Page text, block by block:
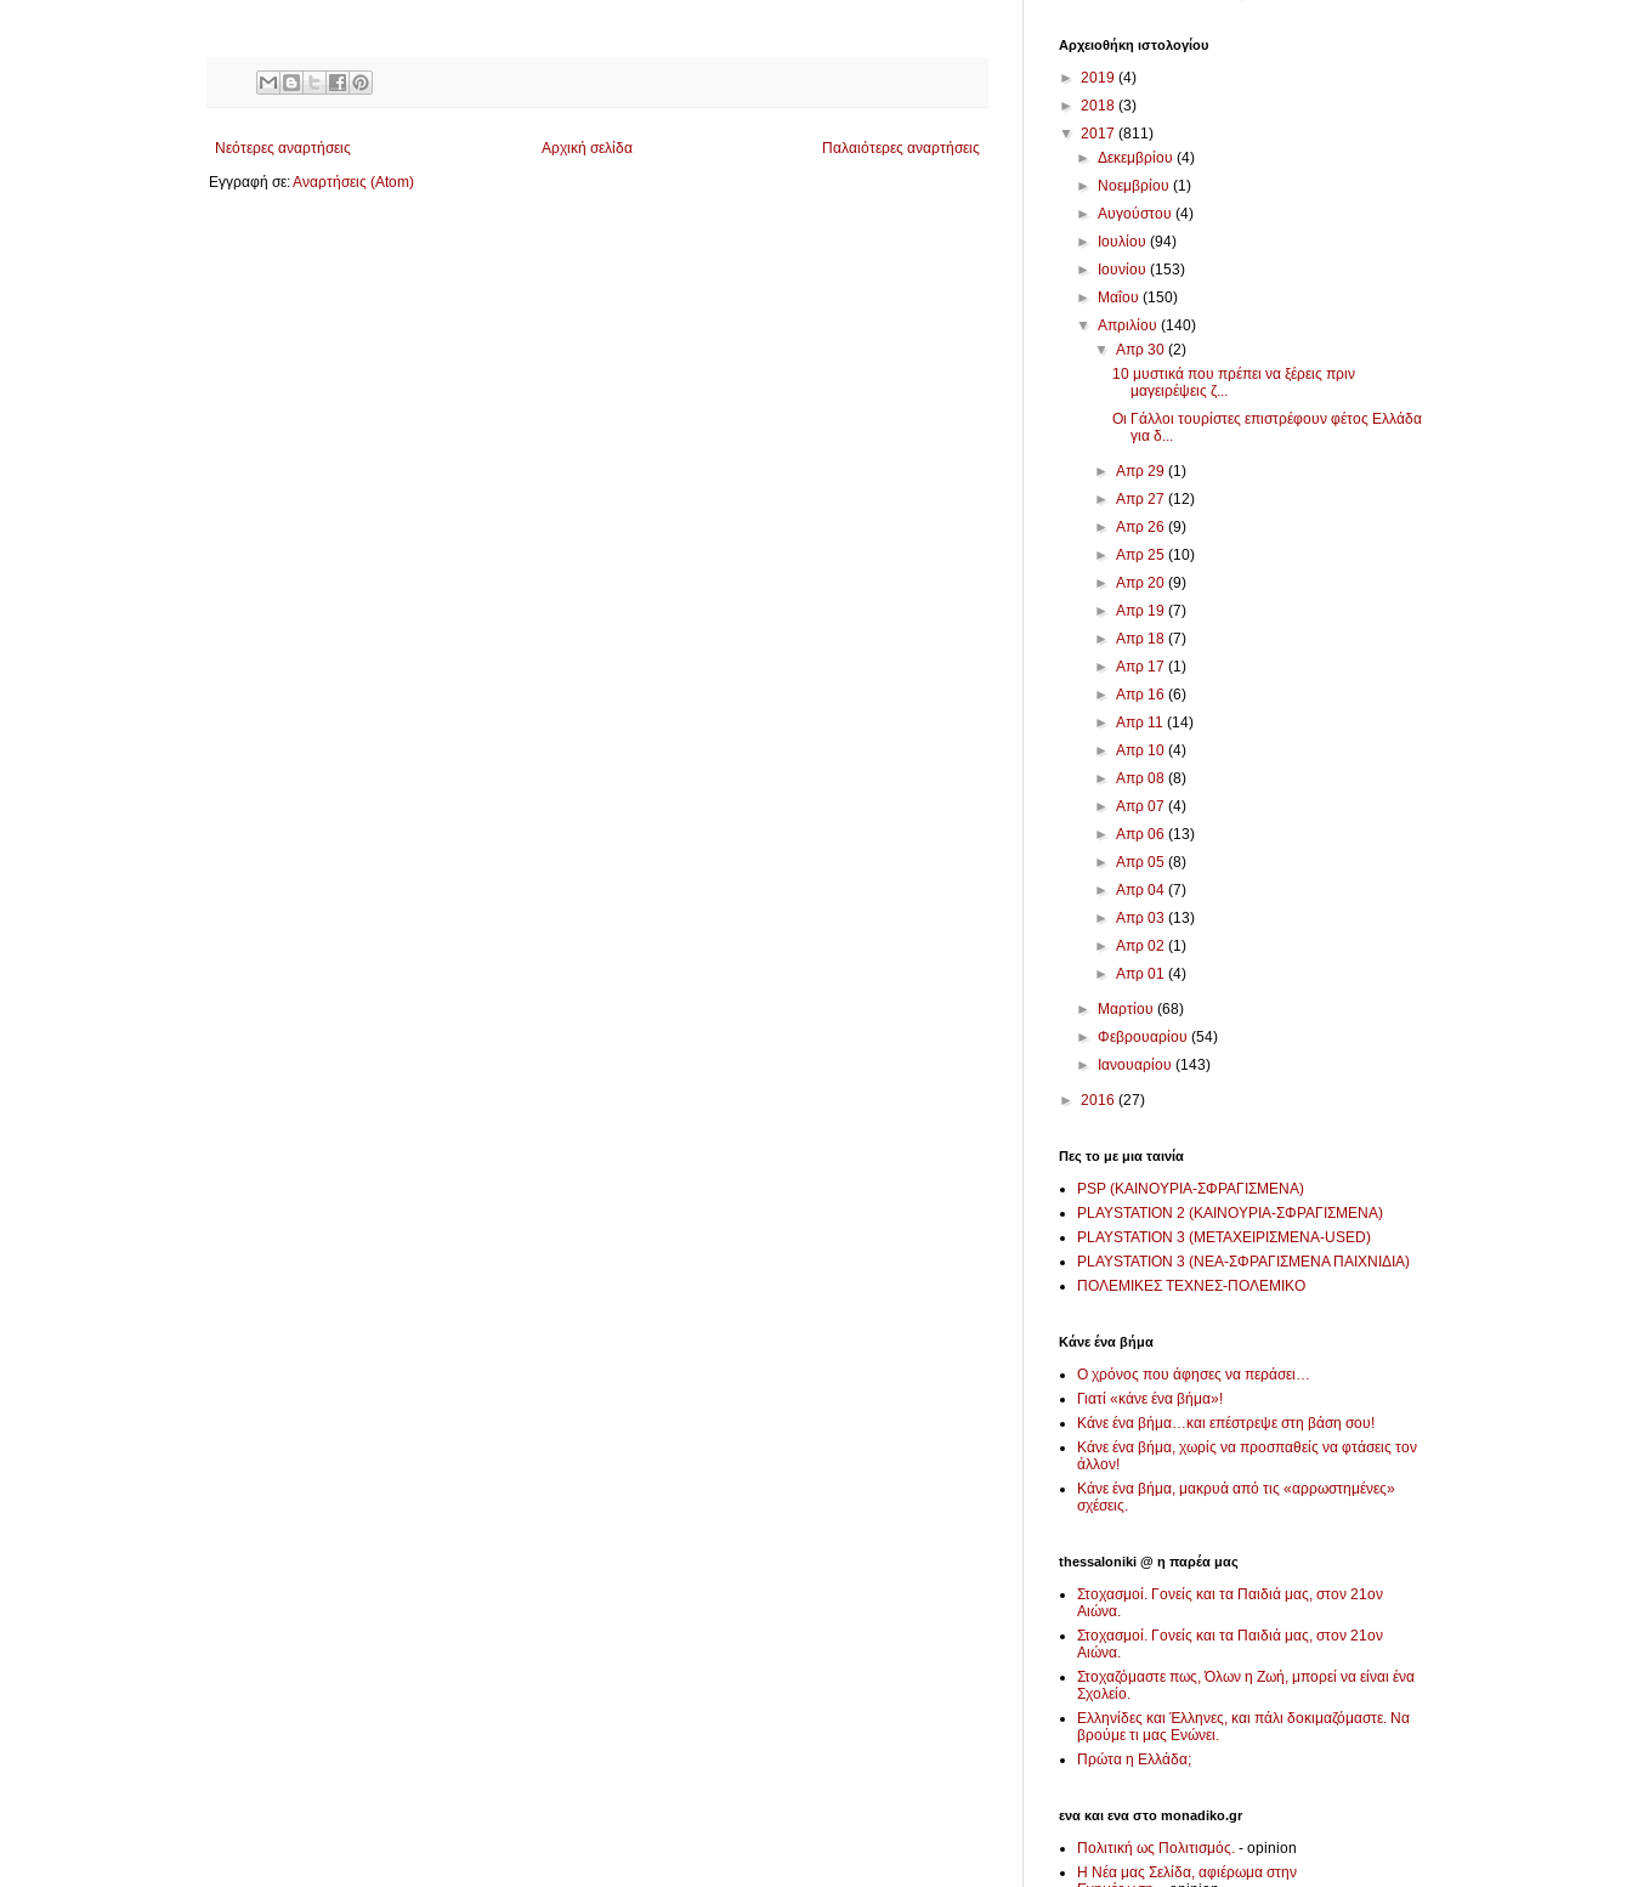
Νεότερες αναρτήσεις Παλαιότερες αναρτήσεις
Αρχική σελίδα
Εγγραφή σε:Αναρτήσεις (Atom)
Αρχειοθήκη ιστολογίου
► 2019 (4)
► 2018 (3)
▼ 2017 (811)
►Δεκεμβρίου(4)
► Νοεμβρίου(1)
►Αυγούστου(4)
► Ιουλίου(94)
► Ιουνίου(153)
► Μαΐου(150)
▼Απριλίου(140)
▼ Απρ 30 (2)
10 μυστικά που πρέπει να ξέρεις πριν
μαγειρέψεις ζ...
Οι Γάλλοι τουρίστες επιστρέφουν φέτος Ελλάδα
για δ...
► Απρ 29 (1)
► Απρ 27 (12)
► Απρ 26 (9)
► Απρ 25 (10)
► Απρ 20 (9)
► Απρ 19 (7)
► Απρ 18 (7)
► Απρ 17 (1)
► Απρ 16 (6)
► Απρ 11 (14)
► Απρ 10 (4)
► Απρ 08 (8)
► Απρ 07 (4)
► Απρ 06 (13)
► Απρ 05 (8)
► Απρ 04 (7)
► Απρ 03 (13)
► Απρ 02 (1)
► Απρ 01 (4)
► Μαρτίου(68)
►Φεβρουαρίου(54)
► Ιανουαρίου(143)
► 2016 (27)
Πες το με μια ταινία
PSP (ΚΑΙΝΟΥΡΙΑ-ΣΦΡΑΓΙΣΜΕΝΑ)
PLAYSTATION 2 (ΚΑΙΝΟΥΡΙΑ-ΣΦΡΑΓΙΣΜΕΝΑ)
PLAYSTATION 3 (ΜΕΤΑΧΕΙΡΙΣΜΕΝΑ-USED)
PLAYSTATION 3 (ΝΕΑ-ΣΦΡΑΓΙΣΜΕΝΑ ΠΑΙΧΝΙΔΙΑ)
ΠΟΛΕΜΙΚΕΣ ΤΕΧΝΕΣ-ΠΟΛΕΜΙΚΟ
Κάνε ένα βήμα
Ο χρόνος που άφησες να περάσει…
Γιατί «κάνε ένα βήμα»!
Κάνε ένα βήμα…και επέστρεψε στη βάση σου!
Κάνε ένα βήμα, χωρίς να προσπαθείς να φτάσεις τον
άλλον!
Κάνε ένα βήμα, μακρυά από τις «αρρωστημένες»
σχέσεις.
thessaloniki @ η παρέα μας
Στοχασμοί. Γονείς και τα Παιδιά μας, στον 21ον
Αιώνα.
Στοχασμοί. Γονείς και τα Παιδιά μας, στον 21ον
Αιώνα.
Στοχαζόμαστε πως, Όλων η Ζωή, μπορεί να είναι ένα
Σχολείο.
Ελληνίδες και Έλληνες, και πάλι δοκιμαζόμαστε. Να
βρούμε τι μας Ενώνει.
Πρώτα η Ελλάδα;
ενα και ενα στο monadiko.gr
Πολιτική ως Πολιτισμός. - opinion
Η Νέα μας Σελίδα, αφιέρωμα στην